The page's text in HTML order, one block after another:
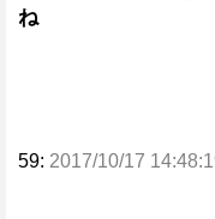
ね
59: 2017/10/17